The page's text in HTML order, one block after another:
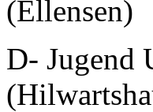
(Ellensen)
D- Jugend